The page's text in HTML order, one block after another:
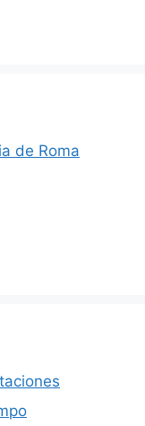
de Roma